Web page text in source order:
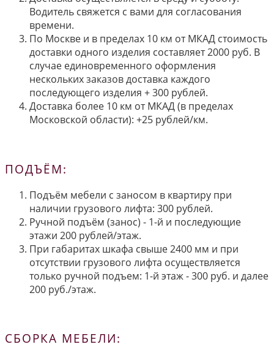
Водитель свяжется с вами для согласования
времени.
По Москве и в пределах 10 км от МКАД стоимость
доставки одного изделия составляет 2000 руб. В
случае единовременного оформления
нескольких заказов доставка каждого
последующего изделия + 300 рублей.
Доставка более 10 км от МКАД (в пределах
Московской области): +25 рублей/км.
ПОДЪЁМ:
Подъём мебели с заносом в квартиру при
наличии грузового лифта: 300 рублей.
Ручной подъём (занос) - 1-й и последующие
этажи 200 рублей/этаж.
При габаритах шкафа свыше 2400 мм и при
отсутствии грузового лифта осуществляется
только ручной подъем: 1-й этаж - 300 руб. и далее
200 руб./этаж.
СБОРКА МЕБЕЛИ: